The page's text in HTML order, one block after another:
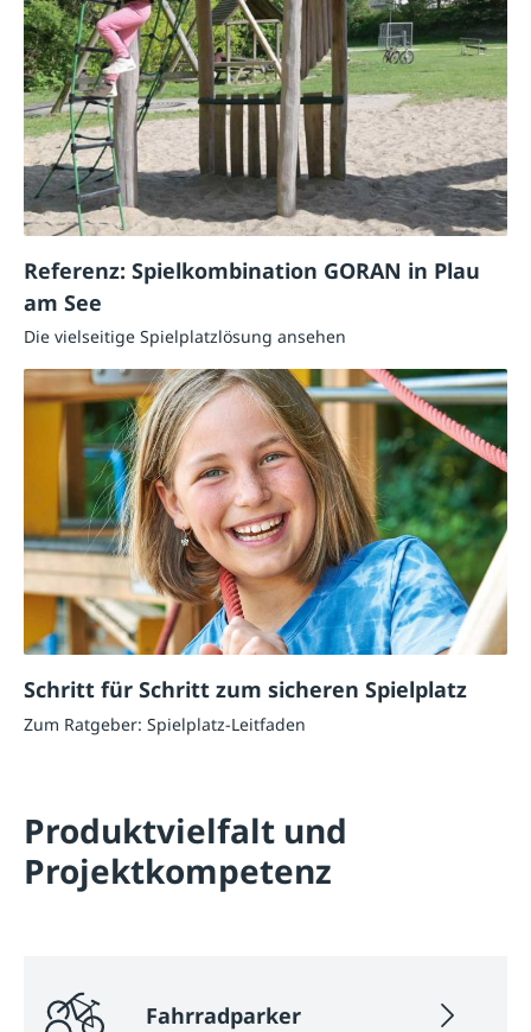
Referenz: Spielkombination GORAN in Plau
am See
Die vielseitige Spielplatzlösung ansehen
Schritt für Schritt zum sicheren Spielplatz
Zum Ratgeber: Spielplatz-Leitfaden
Produktvielfalt und
Projektkompetenz
Fahrradparker